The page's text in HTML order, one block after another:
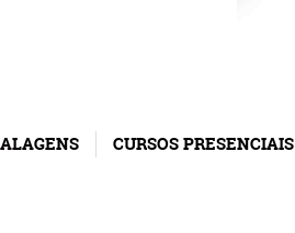
CURSOS PRESENCIAIS